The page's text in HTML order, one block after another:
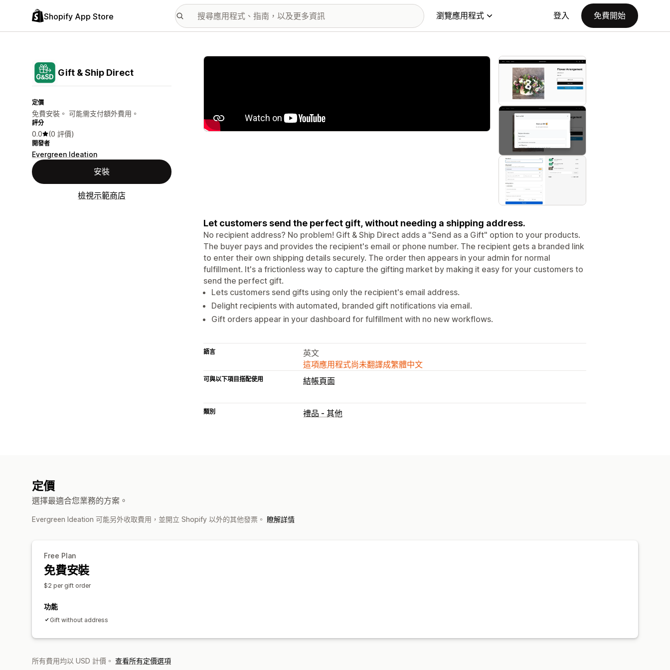
Shopify App Store 瀏覽應用程式 登入 免費開始
Gift & Ship Direct
定價
免費安裝。 可能需支付額外費用。
評分
0.0 (0 評價)
開發者
Evergreen Ideation
安裝
檢視示範商店
主要圖片圖庫
Let customers send the perfect gift, without needing a shipping address.
No recipient address? No problem! Gift & Ship Direct adds a "Send as a Gift" option to your products.
The buyer pays and provides the recipient's email or phone number. The recipient gets a branded link
to enter their own shipping details securely. The order then appears in your admin for normal
fulfillment. It's a frictionless way to capture the gifting market by making it easy for your customers to
send the perfect gift.
Lets customers send gifts using only the recipient's email address.
Delight recipients with automated, branded gift notifications via email.
Gift orders appear in your dashboard for fulfillment with no new workflows.
語言
英文
這項應用程式尚未翻譯成繁體中文
可與以下項目搭配使用 結帳頁面
類別 禮品 - 其他
定價
選擇最適合您業務的方案。
Evergreen Ideation 可能另外收取費用，並開立 Shopify 以外的其他發票。 瞭解詳情
Free Plan
免費安裝
$2 per gift order
功能
Gift without address
所有費用均以 USD 計價。 查看所有定價選項